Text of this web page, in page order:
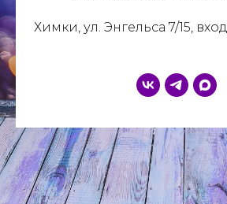
Химки, ул. Энгельса 7/15,